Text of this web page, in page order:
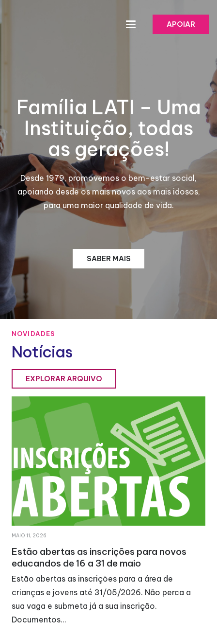
APOIAR
Família LATI – Uma
Instituição, todas
as gerações!
Desde 1979, promovemos o bem-estar social,
apoiando desde os mais novos aos mais idosos,
para uma maior qualidade de vida.
SABER MAIS
NOVIDADES
Notícias
EXPLORAR ARQUIVO
MAIO 11, 2026
Estão abertas as inscrições para novos
educandos de 16 a 31 de maio
Estão abertas as inscrições para a área de
crianças e jovens até 31/05/2026. Não perca a
sua vaga e submeta já a sua inscrição.
Documentos…